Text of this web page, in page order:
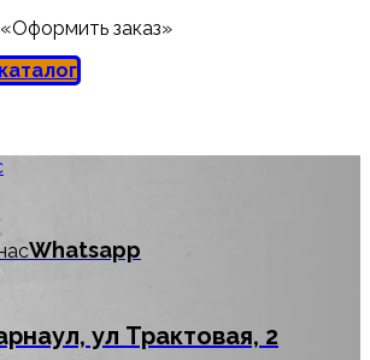
заказ»
Whatsapp
ул Трактовая, 2